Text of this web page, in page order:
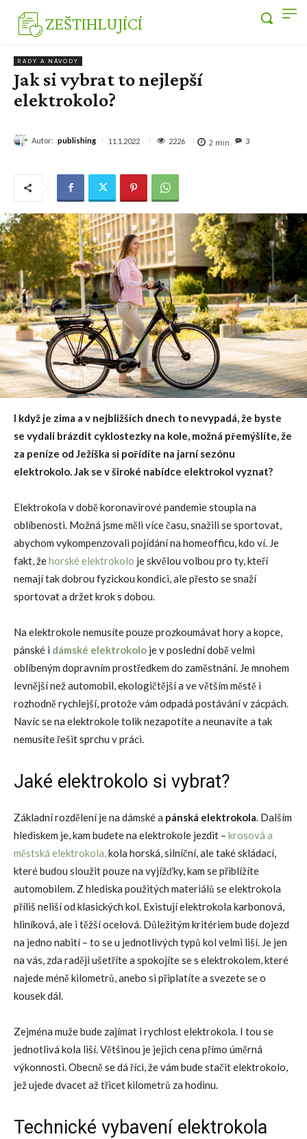
ZEŠTIHLUJÍCÍ
RADY A NÁVODY
Jak si vybrat to nejlepší
elektrokolo?
Autor: publishing 11.1.2022 2226 2 min. 3
I když je zima a v nejbližších dnech to nevypadá, že byste
se vydali brázdit cyklostezky na kole, možná přemýšlíte, že
za peníze od Ježíška si pořídíte na jarní sezónu
elektrokolo. Jak se v široké nabídce elektrokol vyznat?
Elektrokola v době koronavirové pandemie stoupla na
oblíbenosti. Možná jsme měli více času, snažili se sportovat,
abychom vykompenzovali pojídání na homeofficu, kdo ví. Je
fakt, žehorské elektrokolo je skvělou volbou pro ty, kteří
nemají tak dobrou fyzickou kondici, ale přesto se snaží
sportovat a držet krok s dobou.
Na elektrokole nemusíte pouze prozkoumávat hory a kopce,
pánské i dámské elektrokolo je v poslední době velmi
oblíbeným dopravním prostředkem do zaměstnání. Je mnohem
levnější než automobil, ekologičtější a ve větším městě i
rozhodně rychlejší, protože vám odpadá postávání v zácpách.
Navíc se na elektrokole tolik nezapotíte a neunavíte a tak
nemusíte řešit sprchu v práci.
Jaké elektrokolo si vybrat?
Základní rozdělení je na dámské a pánská elektrokola. Dalším
hlediskem je, kam budete na elektrokole jezdit – krosová a
městská elektrokola,kola horská, silníční, ale také skládací,
které budou sloužit pouze na vyjížďky, kam se přiblížíte
automobilem. Z hlediska použitých materiálů se elektrokola
příliš neliší od klasických kol. Existují elektrokola karbonová,
hliníková, ale i těžší ocelová. Důležitým kritériem bude dojezd
na jedno nabití – to se u jednotlivých typů kol velmi liší. Je jen
na vás, zda raději ušetříte a spokojíte se s elektrokolem, které
najede méně kilometrů, anebo si připlatíte a svezete se o
kousek dál.
Zejména muže bude zajímat i rychlost elektrokola. I tou se
jednotlivá kola liší. Většinou je jejich cena přímo úměrná
výkonnosti. Obecně se dá říci, že vám bude stačit elektrokolo,
jež ujede dvacet až třicet kilometrů za hodinu.
Technické vybavení elektrokola